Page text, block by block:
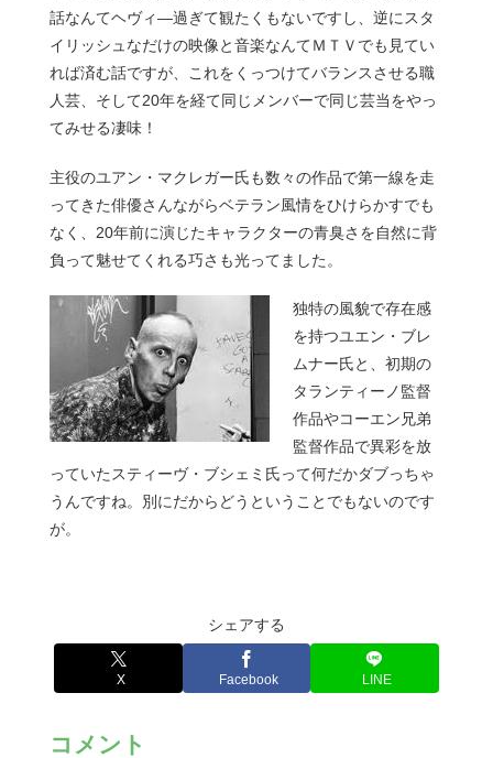
話なんてヘヴィ―過ぎて観たくもないですし、逆にスタ
イリッシュなだけの映像と音楽なんてＭＴＶでも見てい
れば済む話ですが、これをくっつけてバランスさせる職
人芸、そして20年を経て同じメンバーで同じ芸当をやっ
てみせる凄味！
主役のユアン・マクレガー氏も数々の作品で第一線を走
ってきた俳優さんながらベテラン風情をひけらかすでも
なく、20年前に演じたキャラクターの青臭さを自然に背
負って魅せてくれる巧さも光ってました。
独特の風貌で存在感
を持つユエン・ブレ
ムナー氏と、初期の
タランティーノ監督
作品やコーエン兄弟
監督作品で異彩を放
っていたスティーヴ・ブシェミ氏って何だかダブっちゃ
うんですね。別にだからどうということでもないのです
が。
シェアする
X Facebook LINE
コメント